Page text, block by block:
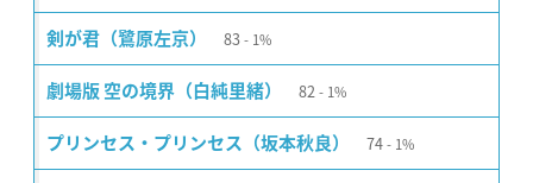
剣が君（鷺原左京） 83 1%
劇場版 空の境界（白純里緒） 82 1%
プリンセス・プリンセス（坂本秋良） 74 1%